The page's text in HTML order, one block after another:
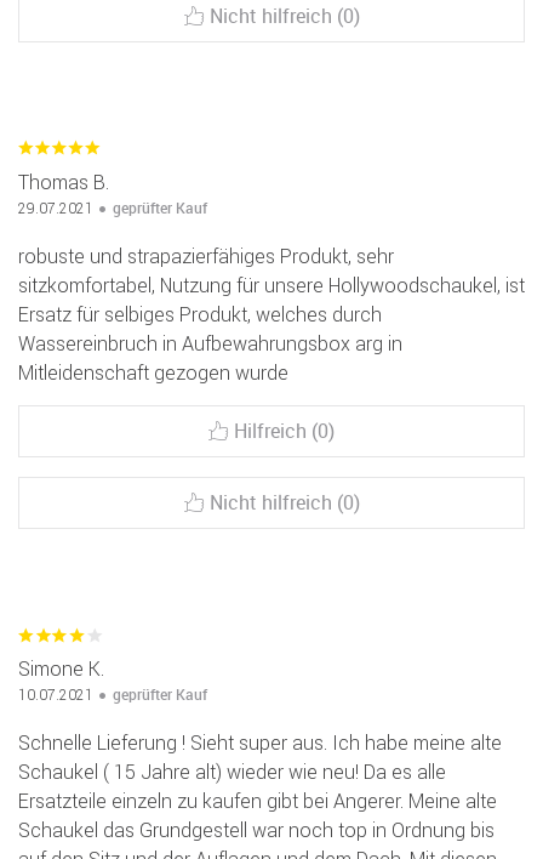
Nicht hilfreich (0)
Thomas B.
29.07.2021 geprüfter Kauf
robuste und strapazierfähiges Produkt, sehr
sitzkomfortabel, Nutzung für unsere Hollywoodschaukel, ist
Ersatz für selbiges Produkt, welches durch
Wassereinbruch in Aufbewahrungsbox arg in
Mitleidenschaft gezogen wurde
Hilfreich (0)
Nicht hilfreich (0)
Simone K.
10.07.2021 geprüfter Kauf
Schnelle Lieferung ! Sieht super aus. Ich habe meine alte
Schaukel ( 15 Jahre alt) wieder wie neu! Da es alle
Ersatzteile einzeln zu kaufen gibt bei Angerer. Meine alte
Schaukel das Grundgestell war noch top in Ordnung bis